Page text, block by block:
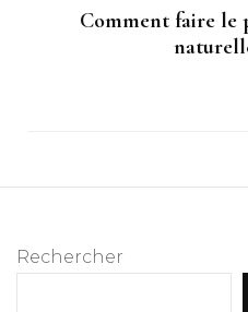
Comment faire le
Rechercher